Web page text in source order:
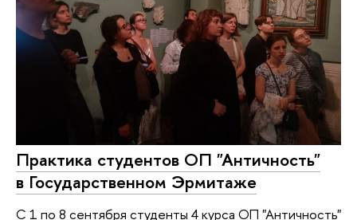
Практика студентов ОП "Античность"
в Государственном Эрмитаже
С 1 по 8 сентября студенты 4 курса ОП "Античность"